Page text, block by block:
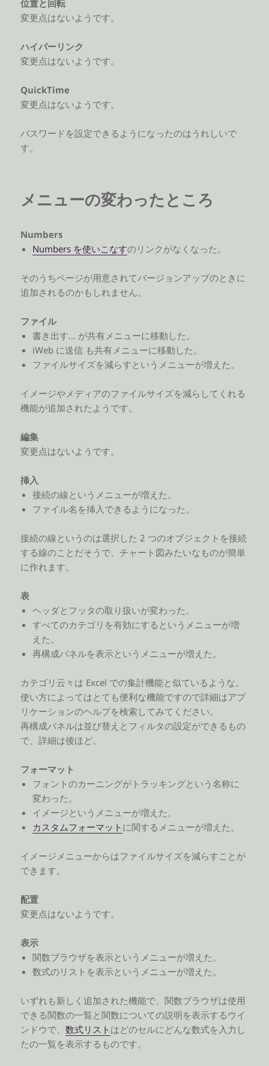
位置と回転
変更点はないようです。
ハイパーリンク
変更点はないようです。
QuickTime
変更点はないようです。
パスワードを設定できるようになったのはうれしいで
す。
メニューの変わったところ
Numbers
Numbers を使いこなすのリンクがなくなった。
そのうちページが用意されてバージョンアップのときに
追加されるのかもしれません。
ファイル
書き出す… が共有メニューに移動した。
iWeb に送信 も共有メニューに移動した。
ファイルサイズを減らすというメニューが増えた。
イメージやメディアのファイルサイズを減らしてくれる
機能が追加されたようです。
編集
変更点はないようです。
挿入
接続の線というメニューが増えた。
ファイル名を挿入できるようになった。
接続の線というのは選択した 2 つのオブジェクトを接続
する線のことだそうで、チャート図みたいなものが簡単
に作れます。
表
ヘッダとフッタの取り扱いが変わった。
すべてのカテゴリを有効にするというメニューが増
えた。
再構成パネルを表示というメニューが増えた。
カテゴリ云々は Excel での集計機能と似ているような。
使い方によってはとても便利な機能ですので詳細はアプ
リケーションのヘルプを検索してみてください。
再構成パネルは並び替えとフィルタの設定ができるもの
で、詳細は後ほど。
フォーマット
フォントのカーニングがトラッキングという名称に
変わった。
イメージというメニューが増えた。
カスタムフォーマット に関するメニューが増えた。
イメージメニューからはファイルサイズを減らすことが
できます。
配置
変更点はないようです。
表示
関数ブラウザを表示というメニューが増えた。
数式のリストを表示というメニューが増えた。
いずれも新しく追加された機能で、関数ブラウザは使用
できる関数の一覧と関数についての説明を表示するウイ
ンドウで、数式リスト はどのセルにどんな数式を入力し
たの一覧を表示するものです。